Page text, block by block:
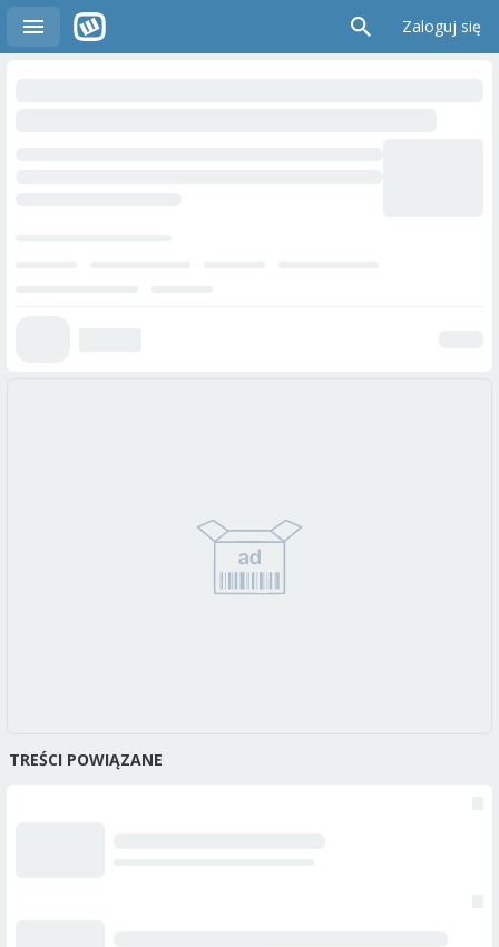
Zaloguj się
TREŚCI POWIĄZANE